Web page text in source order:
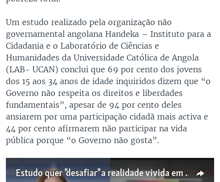
Um estudo realizado pela organização não
governamental angolana Handeka – Instituto para a
Cidadania e o Laboratório de Ciências e
Humanidades da Universidade Católica de Angola
(LAB- UCAN) conclui que 69 por cento dos jovens
dos 15 aos 34 anos de idade inquiridos dizem que “o
Governo não respeita os direitos e liberdades
fundamentais”, apesar de 94 por cento deles
ansiarem por uma participação cidadã mais activa e
44 por cento afirmarem não participar na vida
pública porque “o Governo não gosta”.
Estudo quer "desafiar" a realidade vivida em Cafunfo, diz Frei Júlio Candeeiro